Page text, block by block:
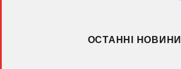
ОСТАННІ НОВИНИ